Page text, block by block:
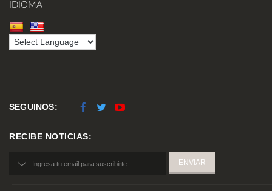
IDIOMA
SEGUINOS:
RECIBE NOTICIAS: